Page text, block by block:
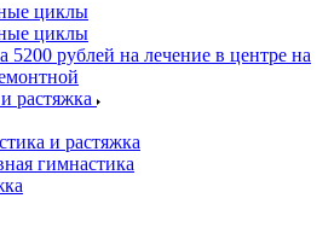
циклы
циклы
5200 рублей на лечение в центре на
растяжка
и растяжка
гимнастика